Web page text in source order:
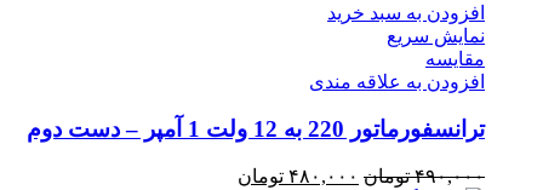
بود.
افزودن به سبد خرید
نمایش سریع
مقايسه
افزودن به علاقه مندی
ترانسفورماتور 220 به 12 ولت 1 آمپر – دست دوم
۴۹۰,۰۰۰ تومان قیمت
۴۸۰,۰۰۰ تومان